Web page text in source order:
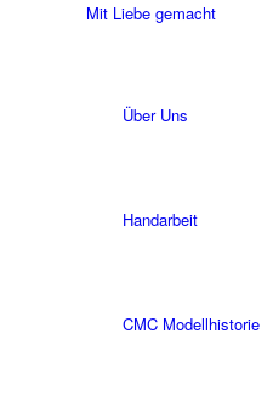
Mit Liebe gemacht
Über Uns
Handarbeit
CMC Modellhistorie